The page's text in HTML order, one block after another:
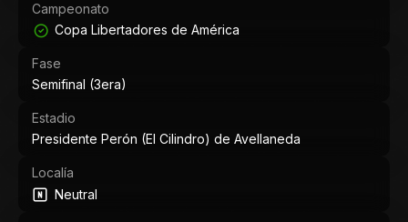
Campeonato
Copa Libertadores de América
Fase
Semifinal (3era)
Estadio
Presidente Perón (El Cilindro) de Avellaneda
Localía
Neutral